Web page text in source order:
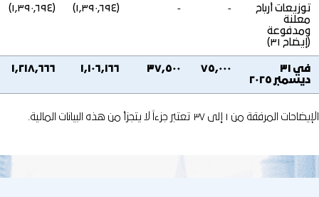
توزيعات أرباح
معلنة
ومدفوعة
(إيضاح ٣١)
‑
‑ (١,٣٩٠,٦٩٤) (١,٣٩٠,٦٩٤)
في ٣١
ديسمبر ٢٠٢٥
٧٥,٠٠٠ ٣٧,٥٠٠ ١,١٠٦,١٦٦ ١,٢١٨,٦٦٦
الإيضاحات المرفقة من ١ إلى ٣٧ تعتبر جزءاً لا يتجزأ من هذه البيانات المالية.